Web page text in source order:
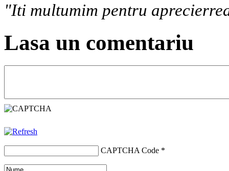
"Iti multumim pentru
Lasa un comentariu
CAPTCHA Code *